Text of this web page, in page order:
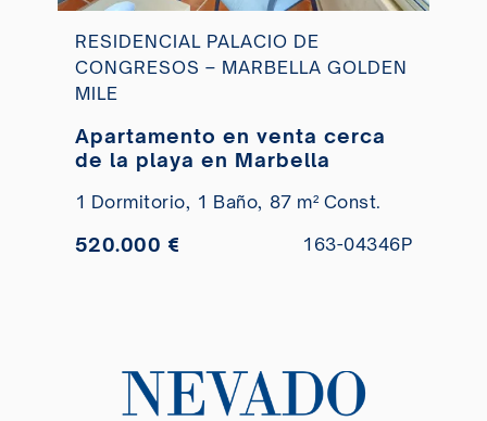
RESIDENCIAL PALACIO DE
CONGRESOS – MARBELLA GOLDEN
MILE
Apartamento en venta cerca
de la playa en Marbella
1 Dormitorio, 1 Baño, 87 m² Const.
520.000 € 163-04346P